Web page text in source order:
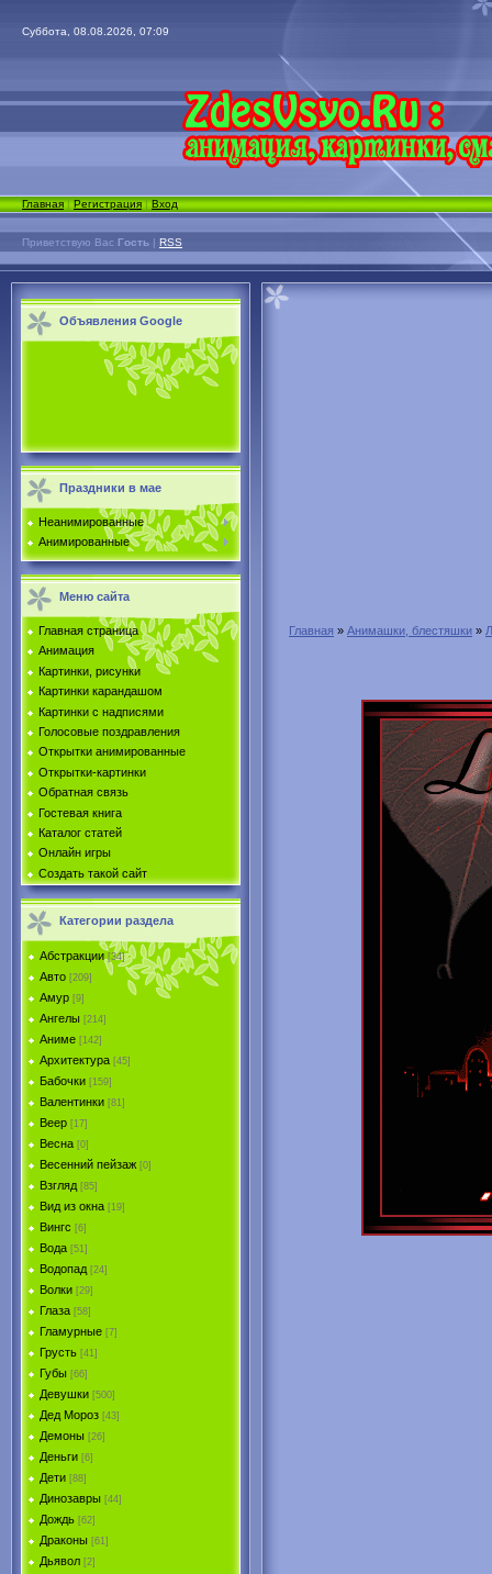
Суббота, 08.08.2026, 07:09
Главная|Регистрация|Вход
Приветствую Вас Гость | RSS
Объявления Google
Праздники в мае
Неанимированные
Анимированные
Меню сайта
Главная страница
Анимация
Картинки, рисунки
Картинки карандашом
Картинки с надписями
Голосовые поздравления
Открытки анимированные
Открытки-картинки
Обратная связь
Гостевая книга
Каталог статей
Онлайн игры
Создать такой сайт
Категории раздела
Абстракции [34]
Авто [209]
Амур [9]
Ангелы [214]
Аниме [142]
Архитектура [45]
Бабочки [159]
Валентинки [81]
Веер [17]
Весна [0]
Весенний пейзаж [0]
Взгляд [85]
Вид из окна [19]
Вингс [6]
Вода [51]
Водопад [24]
Волки [29]
Глаза [58]
Гламурные [7]
Грусть [41]
Губы [66]
Девушки [500]
Дед Мороз [43]
Демоны [26]
Деньги [6]
Дети [88]
Динозавры [44]
Дождь [62]
Драконы [61]
Дьявол [2]
Главная » Анимашки, блестяшки »